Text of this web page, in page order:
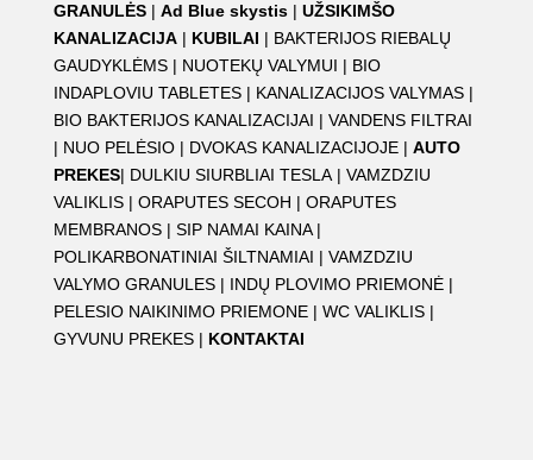
GRANULĖS| Ad Blue skystis| UŽSIKIMŠO
KANALIZACIJA| KUBILAI | BAKTERIJOS RIEBALŲ
GAUDYKLĖMS| NUOTEKŲ VALYMUI | BIO
INDAPLOVIU TABLETES| KANALIZACIJOS VALYMAS|
BIO BAKTERIJOS KANALIZACIJAI | VANDENS FILTRAI
| NUO PELĖSIO| DVOKAS KANALIZACIJOJE| AUTO
PREKES| DULKIU SIURBLIAI TESLA| VAMZDZIU
VALIKLIS| ORAPUTES SECOH | ORAPUTES
MEMBRANOS| SIP NAMAI KAINA |
POLIKARBONATINIAI ŠILTNAMIAI | VAMZDZIU
VALYMO GRANULES| INDŲ PLOVIMO PRIEMONĖ|
PELESIO NAIKINIMO PRIEMONE| WC VALIKLIS|
GYVUNU PREKES| KONTAKTAI